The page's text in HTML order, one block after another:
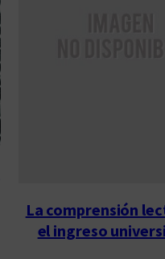
La comprensión
el ingreso